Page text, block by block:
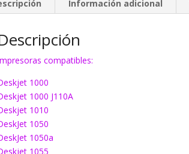
Información adicional
compatibles:
1000
1000 J110A
1010
1050
1050a
1055